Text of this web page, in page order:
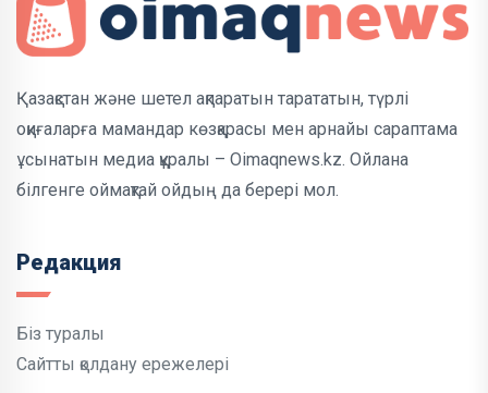
Қазақстан және шетел ақпаратын тарататын, түрлі
оқиғаларға мамандар көзқарасы мен арнайы сараптама
ұсынатын медиа құралы – Oimaqnews.kz. Ойлана
білгенге оймақтай ойдың да берері мол.
Редакция
Біз туралы
Сайтты қолдану ережелері